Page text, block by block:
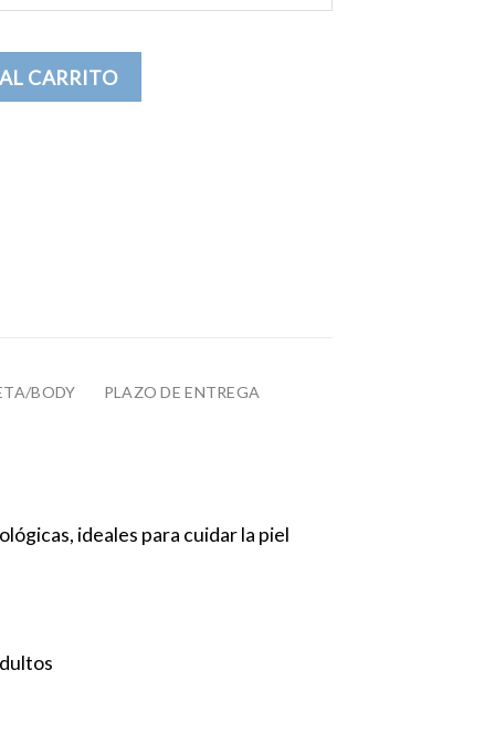
cantidad
CARRITO
BODY PLAZO DE ENTREGA
ideales para cuidar la piel